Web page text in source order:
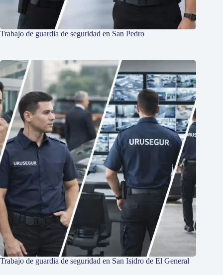
Trabajo de guardia de seguridad en San Pedro
Trabajo de guardia de seguridad en San Isidro de El General